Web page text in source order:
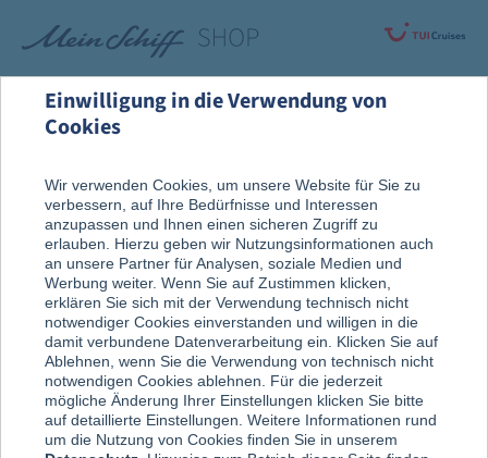
Alle Produkte Fanartikel
Mein Schiff®Bracenet Anhänger
Einwilligung in die Verwendung von
Cookies
Wir verwenden Cookies, um unsere Website für Sie zu
verbessern, auf Ihre Bedürfnisse und Interessen
anzupassen und Ihnen einen sicheren Zugriff zu
erlauben. Hierzu geben wir Nutzungsinformationen auch
an unsere Partner für Analysen, soziale Medien und
Werbung weiter. Wenn Sie auf Zustimmen klicken,
erklären Sie sich mit der Verwendung technisch nicht
notwendiger Cookies einverstanden und willigen in die
damit verbundene Datenverarbeitung ein. Klicken Sie auf
Ablehnen, wenn Sie die Verwendung von technisch nicht
notwendigen Cookies ablehnen. Für die jederzeit
mögliche Änderung Ihrer Einstellungen klicken Sie bitte
auf detaillierte Einstellungen. Weitere Informationen rund
um die Nutzung von Cookies finden Sie in unserem